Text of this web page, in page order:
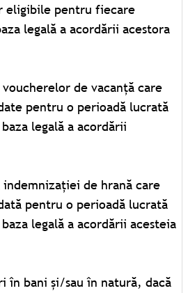
eligibile pentru fiecare
legală a acordării acestora
de vacanţă care
pentru o perioadă lucrată
legală a acordării
indemnizaţiei de hrană care
pentru o perioadă lucrată
legală a acordării acesteia
în bani și/sau în natură, dacă